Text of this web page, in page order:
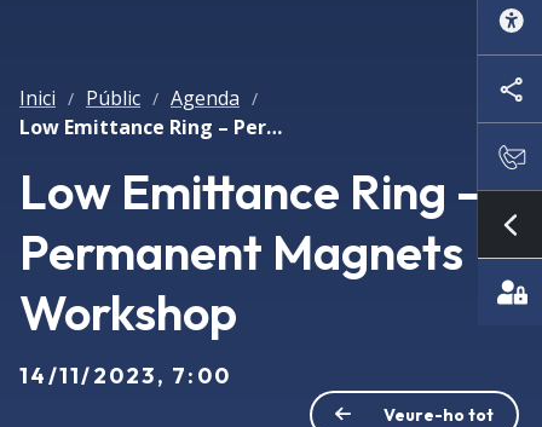
Inici / Públic / Agenda /
Low Emittance Ring – Permanent Magnets Workshop
Low Emittance Ring –
Permanent Magnets
Workshop
14/11/2023, 7:00
Veure-ho tot